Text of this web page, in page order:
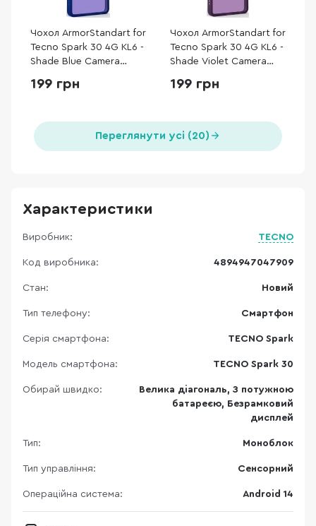
Чохол ArmorStandart for
Tecno Spark 30 4G KL6 -
Shade Blue Camera
199 грн
Чохол ArmorStandart for
Tecno Spark 30 4G KL6 -
Shade Violet Camera
199 грн
Переглянути усі (20)
Характеристики
Виробник: TECNO
Код виробника: 4894947047909
Стан: Новий
Тип телефону: Смартфон
Серія смартфона: TECNO Spark
Модель смартфона: TECNO Spark 30
Обирай швидко:
Велика діагональ, З потужною
батареєю, Безрамковий
дисплей
Тип: Моноблок
Тип управління: Сенсорний
Операційна система: Android 14